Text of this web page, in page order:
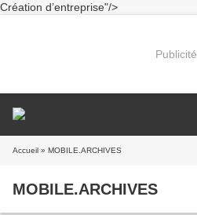
Création d’entreprise"/>
Publicité
Accueil » MOBILE.ARCHIVES
MOBILE.ARCHIVES